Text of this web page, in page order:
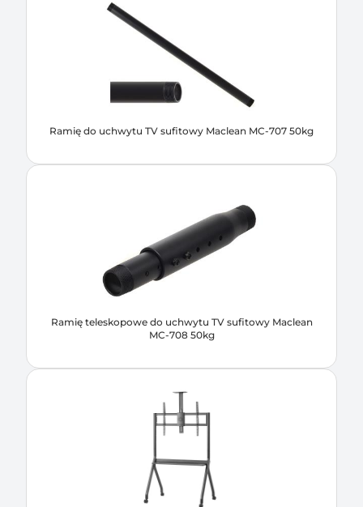
Ramię do uchwytu TV sufitowy Maclean MC-707 50kg
Ramię teleskopowe do uchwytu TV sufitowy Maclean
MC-708 50kg